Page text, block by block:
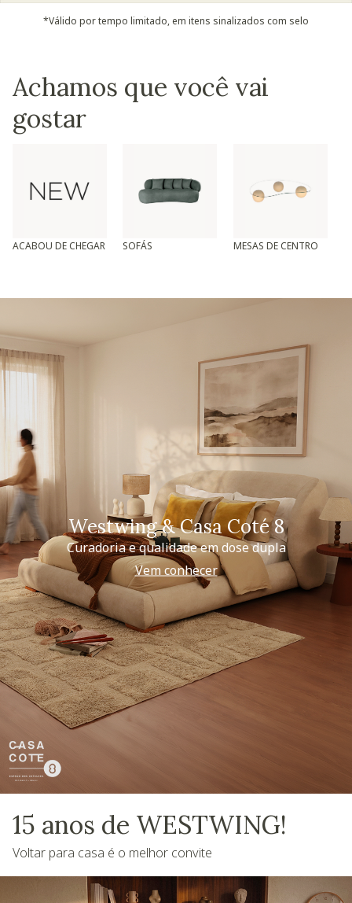
*Válido por tempo limitado, em itens sinalizados com selo
Achamos que você vai
gostar
ACABOU DE CHEGAR SOFÁS MESAS DE CENTRO
Westwing & Casa Coté 8
Curadoria e qualidade em dose dupla
Vem conhecer
15 anos de WESTWING!
Voltar para casa é o melhor convite